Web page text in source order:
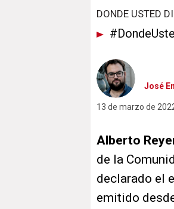
DONDE USTED
José
13 de marzo de
Alberto
de la
declarado el
emitido